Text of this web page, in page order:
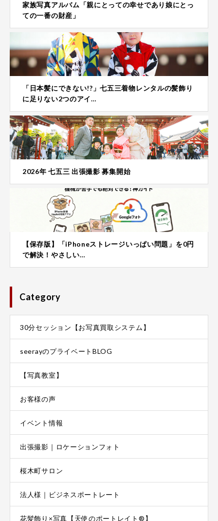
家族写真アルバム「親にとっての幸せであり娘にとっ
ての一番の財産」
「日本髪にできない!?」七五三着物レンタルの髪飾り
に足りない2つのアイ…
2026年 七五三 出張撮影 募集開始
【保存版】「iPhoneストレージいっぱい問題」を0円
で解決！やさしい…
Category
30分セッション【お写真買取システム】
seerayのプライベートBLOG
【写真教室】
お客様の声
イベント情報
出張撮影｜ロケーションフォト
桜木町サロン
法人様｜ビジネスポートレート
花髪飾り×写真【天使のポートレイト®】